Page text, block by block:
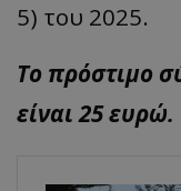
5) του 2025.
Το πρόστιμο
είναι 25 ευρώ.